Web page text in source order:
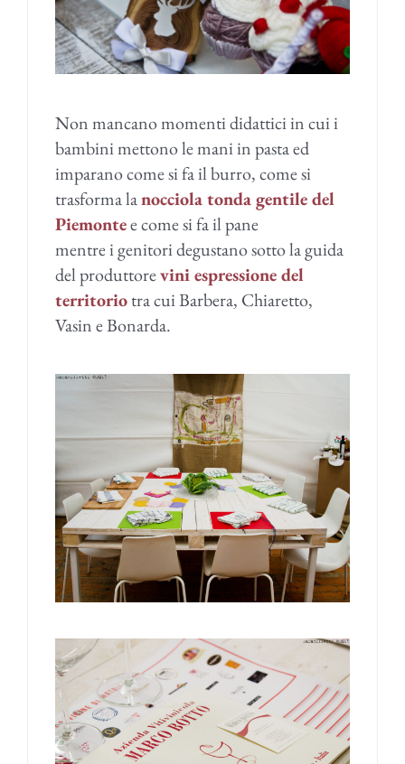
Non mancano momenti didattici in cui i
bambini mettono le mani in pasta ed
imparano come si fa il burro, come si
trasforma lanocciola tonda gentile del
Piemontee come si fa il pane
mentre i genitori degustano sotto la guida
del produttorevini espressione del
territoriotra cui Barbera, Chiaretto,
Vasin e Bonarda.